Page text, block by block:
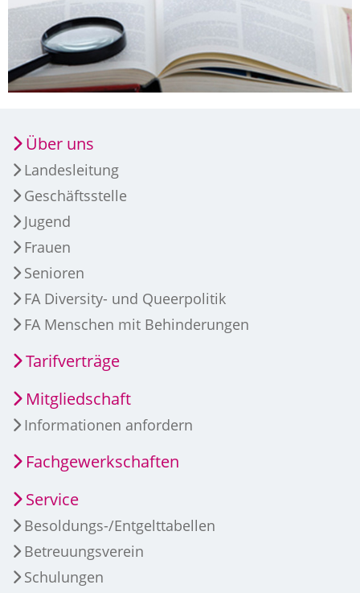
Über uns
Landesleitung
Geschäftsstelle
Jugend
Frauen
Senioren
FA Diversity- und Queerpolitik
FA Menschen mit Behinderungen
Tarifverträge
Mitgliedschaft
Informationen anfordern
Fachgewerkschaften
Service
Besoldungs-/Entgelttabellen
Betreuungsverein
Schulungen